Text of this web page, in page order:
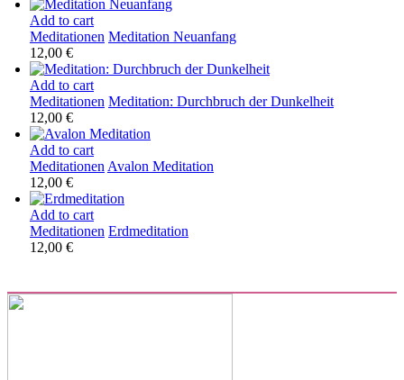
Add to cart
Meditationen Meditation Neuanfang
12,00 €
Add to cart
Meditationen Meditation: Durchbruch der Dunkelheit
12,00 €
Add to cart
Meditationen Avalon Meditation
12,00 €
Add to cart
Meditationen Erdmeditation
12,00 €